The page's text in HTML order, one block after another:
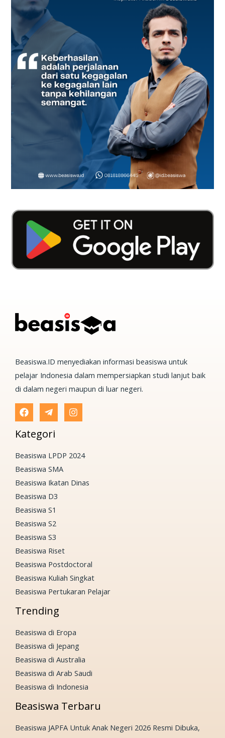
Beasiswa.ID menyediakan informasi beasiswa untuk
pelajar Indonesia dalam mempersiapkan studi lanjut baik
di dalam negeri maupun di luar negeri.
Kategori
Beasiswa LPDP 2024
Beasiswa SMA
Beasiswa Ikatan Dinas
Beasiswa D3
Beasiswa S1
Beasiswa S2
Beasiswa S3
Beasiswa Riset
Beasiswa Postdoctoral
Beasiswa Kuliah Singkat
Beasiswa Pertukaran Pelajar
Trending
Beasiswa di Eropa
Beasiswa di Jepang
Beasiswa di Australia
Beasiswa di Arab Saudi
Beasiswa di Indonesia
Beasiswa Terbaru
Beasiswa JAPFA Untuk Anak Negeri 2026 Resmi Dibuka,